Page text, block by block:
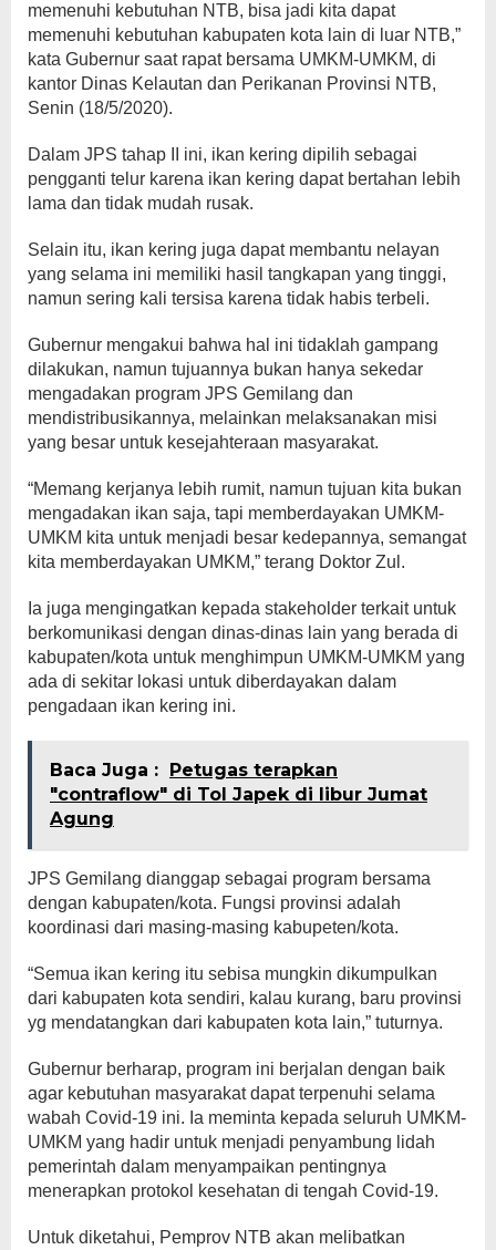
memenuhi kebutuhan NTB, bisa jadi kita dapat
memenuhi kebutuhan kabupaten kota lain di luar NTB,”
kata Gubernur saat rapat bersama UMKM-UMKM, di
kantor Dinas Kelautan dan Perikanan Provinsi NTB,
Senin (18/5/2020).
Dalam JPS tahap II ini, ikan kering dipilih sebagai
pengganti telur karena ikan kering dapat bertahan lebih
lama dan tidak mudah rusak.
Selain itu, ikan kering juga dapat membantu nelayan
yang selama ini memiliki hasil tangkapan yang tinggi,
namun sering kali tersisa karena tidak habis terbeli.
Gubernur mengakui bahwa hal ini tidaklah gampang
dilakukan, namun tujuannya bukan hanya sekedar
mengadakan program JPS Gemilang dan
mendistribusikannya, melainkan melaksanakan misi
yang besar untuk kesejahteraan masyarakat.
“Memang kerjanya lebih rumit, namun tujuan kita bukan
mengadakan ikan saja, tapi memberdayakan UMKM-
UMKM kita untuk menjadi besar kedepannya, semangat
kita memberdayakan UMKM,” terang Doktor Zul.
Ia juga mengingatkan kepada stakeholder terkait untuk
berkomunikasi dengan dinas-dinas lain yang berada di
kabupaten/kota untuk menghimpun UMKM-UMKM yang
ada di sekitar lokasi untuk diberdayakan dalam
pengadaan ikan kering ini.
Baca Juga :
Petugas terapkan
"contraflow" di Tol Japek di libur Jumat
Agung
JPS Gemilang dianggap sebagai program bersama
dengan kabupaten/kota. Fungsi provinsi adalah
koordinasi dari masing-masing kabupeten/kota.
“Semua ikan kering itu sebisa mungkin dikumpulkan
dari kabupaten kota sendiri, kalau kurang, baru provinsi
yg mendatangkan dari kabupaten kota lain,” tuturnya.
Gubernur berharap, program ini berjalan dengan baik
agar kebutuhan masyarakat dapat terpenuhi selama
wabah Covid-19 ini. Ia meminta kepada seluruh UMKM-
UMKM yang hadir untuk menjadi penyambung lidah
pemerintah dalam menyampaikan pentingnya
menerapkan protokol kesehatan di tengah Covid-19.
Untuk diketahui, Pemprov NTB akan melibatkan